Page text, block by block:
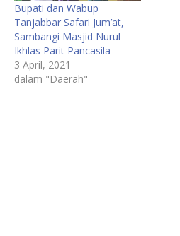
Bupati dan Wabup
Tanjabbar Safari Jum’at,
Sambangi Masjid Nurul
Ikhlas Parit Pancasila
3 April, 2021
dalam "Daerah"